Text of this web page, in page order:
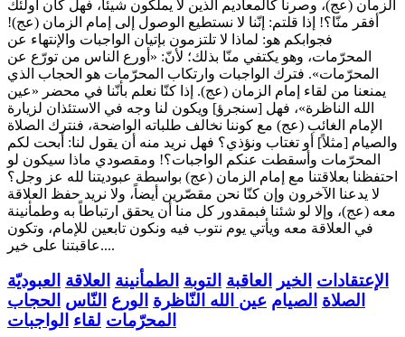
الزمان (عج)، وصرنا كالمعاديم الذين لا يملكون شيئاً، فهل كان أولئك
أفقر منّا؟! إذا قلتم: إنّنا لا نستطيع الوصول إلى إمام الزمان (عج)!
فجوابكم هو: لماذا لا تلتزمون بإتيان الواجبات والإنتهاء عن
المحرّمات، وهو يكتفي منّا بذلك؛ لأنّ: «أورع الناس من تورّع عن
المحرّمات». فترك الواجبات وارتكاب المحرّمات هو الحجاب الذي
يمنعنا من لقاء إمام الزمان (عج). إذا كنّا نعلم بأنّنا في محضر «عين
الله الناظرة»، فهل [سنجرؤ] ويكون لنا وجه في الاستئذان لزيارة
الإمام الغائب (عج) مع كوننا نخالف طلباته الواضحة، فنترك الصلاة
والصيام [مثلاً] أو تغتاب ونؤذي؟ فهل نريد منه أن يقول لنا: أبحت لكم
المحرّمات وأسقطت عنكم الواجبات؟! ومقصودي ماذا سيكون لو
احتفظنا بعلاقتنا مع إمام الزمان (عج) بواسطة عبوديتنا لله عز وجل؟
لا يدعنا الآخرون وإن كنّا نحن مقصّرين أيضاً، ولا نريد حفظ العلاقة
معه (عج)، وإلا لو شئنا فبمقدور كل منا أن يحقق ارتباطاً به وطمأنينة
في العلاقة معه ويأتي يوم نتوب فيه ونكون تابعين للإمام، وتكون
عاقبتنا على خير....
الإعتقادات الخير العاقبة التوبة الطمأنينة العلاقة العبوديّة
الصلاة الصيام عين الله النّاظرة الورع النّاس الحجاب
المحرّمات لقاء الواجبات